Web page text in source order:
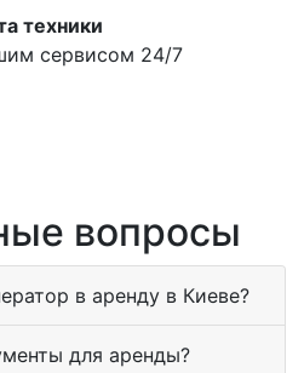
техники
сервисом 24/7
вопросы
в аренду в Киеве?
для аренды?